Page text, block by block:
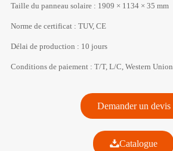
Taille du panneau solaire : 1909 × 1134 × 35 mm
Norme de certificat : TUV, CE
Délai de production : 10 jours
Conditions de paiement : T/T, L/C, Western Union
Demander un devis
Catalogue